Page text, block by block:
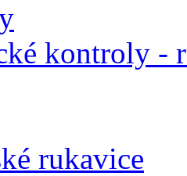
kontroly -
rukavice